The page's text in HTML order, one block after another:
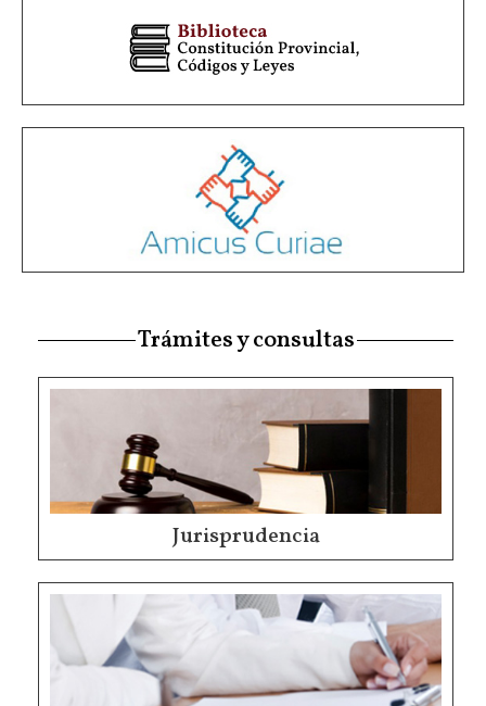
Trámites y consultas
Jurisprudencia